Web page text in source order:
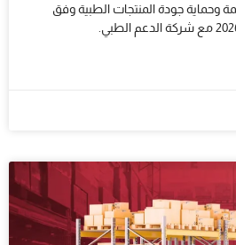
جودة المنتجات الطبية وفق